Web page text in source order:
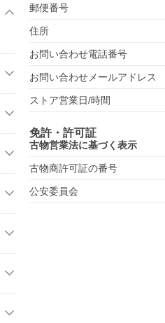
郵便番号
住所
お問い合わせ電話番号
お問い合わせメールアドレス
ストア営業日/時間
免許・許可証
古物営業法に基づく表示
古物商許可証の番号
公安委員会